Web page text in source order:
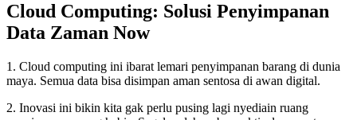
Cloud Computing: Solusi Penyimpanan
Data Zaman Now
1. Cloud computing ini ibarat lemari penyimpanan barang di dunia
maya. Semua data bisa disimpan aman sentosa di awan digital.
2. Inovasi ini bikin kita gak perlu pusing lagi nyediain ruang